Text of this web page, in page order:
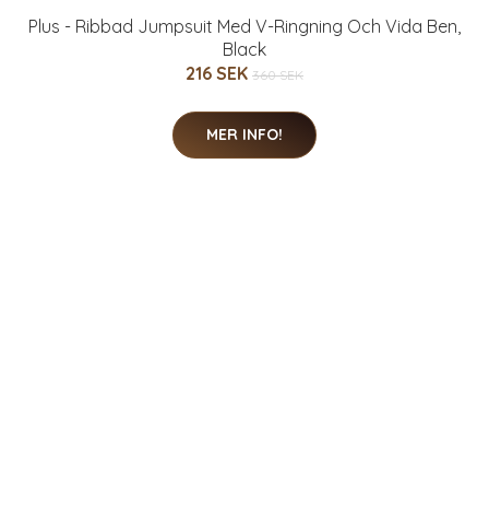
Plus - Ribbad Jumpsuit Med V-Ringning Och Vida Ben,
Black
216 SEK 360 SEK
MER INFO!